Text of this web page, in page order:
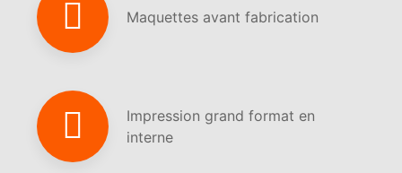
Maquettes avant fabrication
Impression grand format en
interne